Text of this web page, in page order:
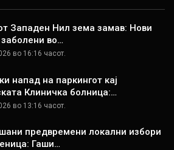
Западен Нил зема замав: Нови
во…
во 16:16 часот.
напад на паркингот кај
Клиничка болница:…
во 13:16 часот.
предвремени локални избори
Гаши…